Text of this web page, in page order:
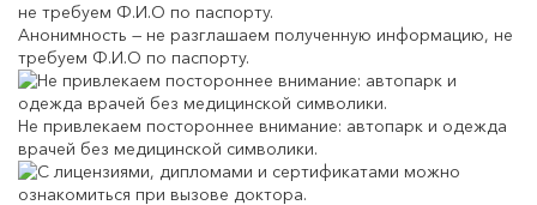
Анонимность — не разглашаем полученную информацию, не
требуем Ф.И.О по паспорту.
Не привлекаем постороннее внимание: автопарк и одежда
врачей без медицинской символики.